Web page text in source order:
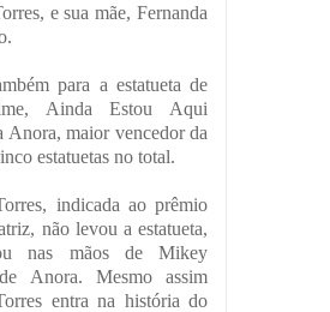
e sua mãe, Fernanda
para a estatueta de
Ainda Estou Aqui
Anora, maior vencedor da
estatuetas no total.
indicada ao prêmio
não levou a estatueta,
nas mãos de Mikey
Anora. Mesmo assim
entra na história do